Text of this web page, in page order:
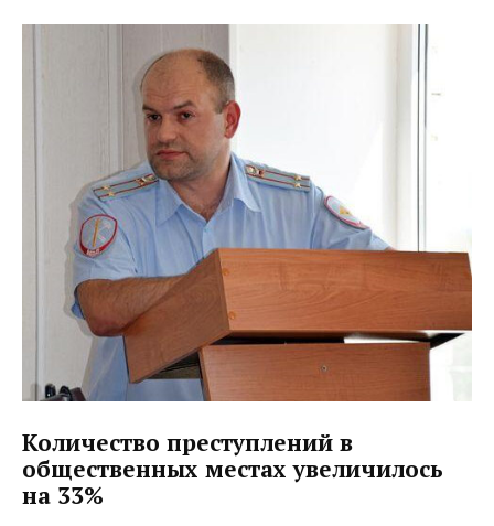
Количество преступлений в
общественных местах увеличилось
на 33%